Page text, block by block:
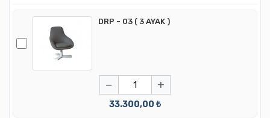
DRP - 03 ( 3 AYAK )
− +
33.300,00 ₺